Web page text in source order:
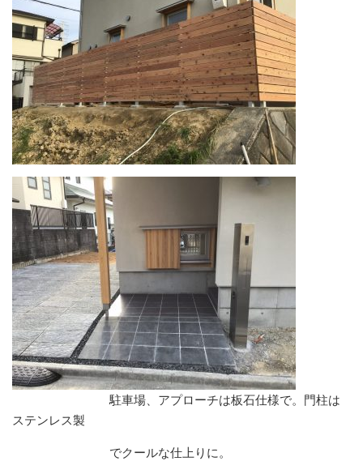
駐車場、アプローチは板石仕様で。門柱は
ステンレス製
でクールな仕上りに。